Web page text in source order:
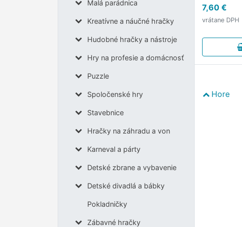
Malá parádnica
Kreatívne a náučné hračky
Hudobné hračky a nástroje
Hry na profesie a domácnosť
Puzzle
Spoločenské hry
Stavebnice
Hračky na záhradu a von
Karneval a párty
Detské zbrane a vybavenie
Detské divadlá a bábky
Pokladničky
Zábavné hračky
7,60 €
vrátane DPH
Hore